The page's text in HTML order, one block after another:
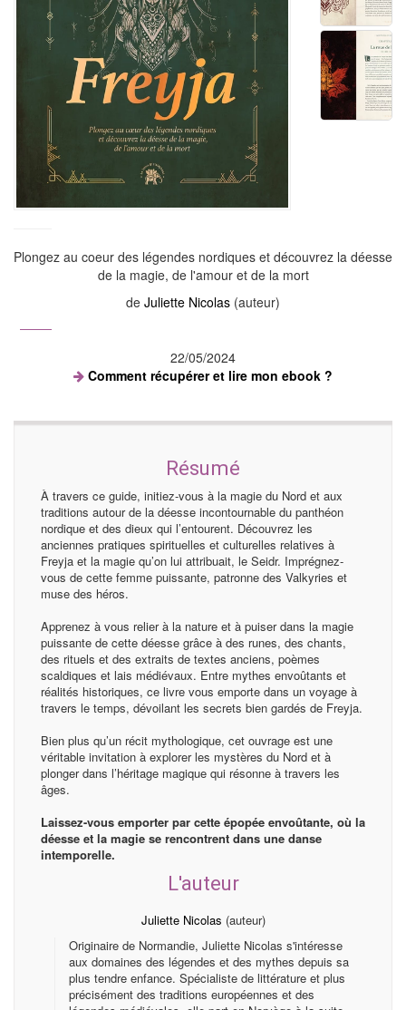
Plongez au coeur des légendes nordiques et découvrez la déesse
de la magie, de l'amour et de la mort
de Juliette Nicolas (auteur)
22/05/2024
Comment récupérer et lire mon ebook ?
Résumé
À travers ce guide, initiez-vous à la magie du Nord et aux
traditions autour de la déesse incontournable du panthéon
nordique et des dieux qui l’entourent. Découvrez les
anciennes pratiques spirituelles et culturelles relatives à
Freyja et la magie qu’on lui attribuait, le Seidr. Imprégnez-
vous de cette femme puissante, patronne des Valkyries et
muse des héros.
Apprenez à vous relier à la nature et à puiser dans la magie
puissante de cette déesse grâce à des runes, des chants,
des rituels et des extraits de textes anciens, poèmes
scaldiques et lais médiévaux. Entre mythes envoûtants et
réalités historiques, ce livre vous emporte dans un voyage à
travers le temps, dévoilant les secrets bien gardés de Freyja.
Bien plus qu’un récit mythologique, cet ouvrage est une
véritable invitation à explorer les mystères du Nord et à
plonger dans l’héritage magique qui résonne à travers les
âges.
Laissez-vous emporter par cette épopée envoûtante, où la
déesse et la magie se rencontrent dans une danse
intemporelle.
L'auteur
Juliette Nicolas (auteur)
Originaire de Normandie, Juliette Nicolas s'intéresse
aux domaines des légendes et des mythes depuis sa
plus tendre enfance. Spécialiste de littérature et plus
précisément des traditions européennes et des